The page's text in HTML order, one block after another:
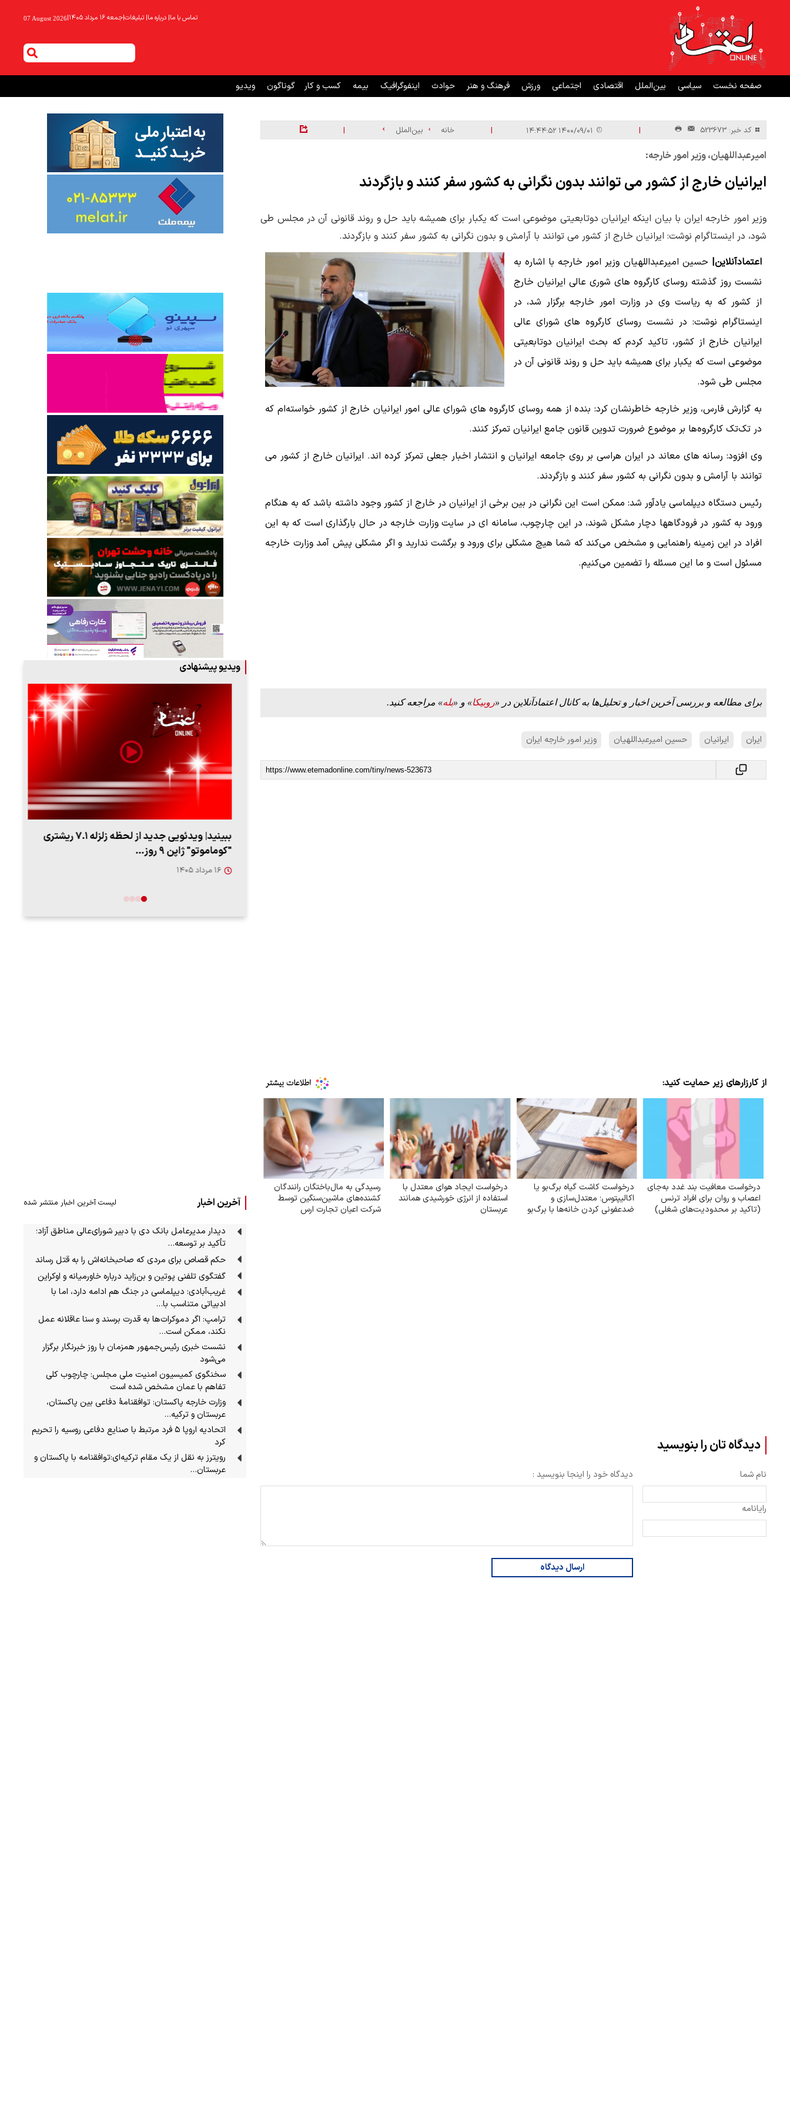
تماس با ما| درباره ما| تبلیغات|جمعه ۱۶ مرداد ۱۴۰۵ |
07 August 2026
صفحه نخست سیاسی بین‌الملل اقتصادی اجتماعی ورزش فرهنگ و هنر حوادث اینفوگرافیک بیمه کسب و کار گوناگون ویدیو
کد خبر: 523673 |
| خانه بین‌الملل |
امیرعبداللهیان، وزیر امور خارجه:
ایرانیان خارج از کشور می توانند بدون نگرانی به کشور سفر کنند و بازگردند
وزیر امور خارجه ایران با بیان اینکه ایرانیان دوتابعیتی موضوعی است که یکبار برای همیشه باید حل و‌ روند قانونی آن در مجلس طی
شود، در اینستاگرام نوشت: ایرانیان خارج از کشور می توانند با آرامش و بدون نگرانی به کشور سفر کنند و بازگردند.
اعتمادآنلاین| حسین امیرعبداللهیان وزیر امور خارجه با اشاره به
نشست روز گذشته روسای کارگروه های شوری عالی ایرانیان خارج
از کشور که به ریاست وی در وزارت امور خارجه برگزار شد، در
اینستاگرام نوشت: در نشست روسای کارگروه های شورای عالی
ایرانیان خارج از کشور، تاکید کردم که بحث ایرانیان دوتابعیتی
موضوعی است که یکبار برای همیشه باید حل و‌ روند قانونی آن در
مجلس طی شود.
به گزارش فارس، وزیر خارجه خاطرنشان کرد: بنده از همه روسای کارگروه های شورای عالی امور ایرانیان خارج از کشور خواسته‌‌‌ام که
در تک‌تک کارگروه‌ها بر موضوع ضرورت تدوین قانون جامع ایرانیان تمرکز کنند.
وی افزود: رسانه های معاند در ایران هراسی بر روی جامعه ایرانیان و انتشار اخبار جعلی تمرکز کرده اند. ایرانیان خارج از کشور می
توانند با آرامش و بدون نگرانی به کشور سفر کنند و بازگردند.
رئیس دستگاه دیپلماسی یادآور شد: ممکن است این نگرانی در بین برخی از ایرانیان در خارج از کشور وجود داشته باشد که به هنگام
ورود به کشور در فرودگاهها دچار مشکل شوند، در این چارچوب، سامانه ای در سایت وزارت خارجه در حال بارگذاری است که به این
افراد در این زمینه راهنمایی و مشخص می‌کند که شما هیچ مشکلی برای ورود و برگشت ندارید و اگر مشکلی پیش آمد وزارت خارجه
مسئول است و ما این مسئله را تضمین می‌کنیم.
برای مطالعه و بررسی آخرین اخبار و تحلیل‌ها به کانال اعتمادآنلاین در «روبیکا» و «بله» مراجعه کنید.
ایران ایرانیان حسین امیرعبداللهیان وزیر امور خارجه ایران
از کارزارهای زیر حمایت کنید:
درخواست معافیت بند غدد به‌جای
اعصاب و روان برای افراد ترنس
(تاکید بر محدودیت‌های شغلی)
درخواست کاشت گیاه برگ‌بو یا
اکالیپتوس؛ معتدل‌سازی و
ضدعفونی کردن خانه‌ها با برگ‌بو
درخواست ایجاد هوای معتدل با
استفاده از انرژی خورشیدی همانند
عربستان
رسیدگی به مال‌باختگان رانندگان
کشنده‌های ماشین‌سنگین توسط
شرکت اعیان تجارت ارس
دیدگاه تان را بنویسید
نام شما
رایانامه
دیدگاه خود را اینجا بنویسید :
ارسال دیدگاه
ویدیو پیشنهادی
ببینید| ویدئویی جدید از لحظه زلزله ۷.۱ ریشتری
"کوماموتو" ژاپن ۹ روز…
۱۶ مرداد ۱۴۰۵
آخرین اخبار لیست آخرین اخبار منتشر شده
دیدار مدیرعامل بانک دی با دبیر شورای‌عالی مناطق آزاد؛
تأکید بر توسعه…
حکم قصاص برای مردی که صاحبخانه‌اش را به قتل رساند
گفتگوی تلفنی پوتین و بن‌زاید درباره خاورمیانه و اوکراین
غریب‌آبادی: دیپلماسی در جنگ هم ادامه دارد، اما با
ادبیاتی متناسب با…
ترامپ: اگر دموکرات‌ها به قدرت برسند و سنا عاقلانه عمل
نکند، ممکن است…
نشست خبری رئیس‌جمهور همزمان با روز خبرنگار برگزار
می‌شود
سخنگوی کمیسیون امنیت ملی مجلس: چارچوب کلی
تفاهم با عمان مشخص شده است
وزارت خارجه پاکستان: توافقنامهٔ دفاعی بین پاکستان،
عربستان و ترکیه…
اتحادیه اروپا ۵ فرد مرتبط با صنایع دفاعی روسیه را تحریم
کرد
رویترز به نقل از یک مقام ترکیه‌ای:توافقنامه با پاکستان و
عربستان…